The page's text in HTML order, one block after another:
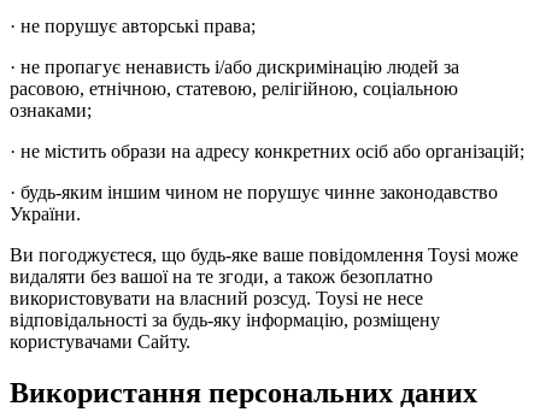
· не порушує авторські права;
· не пропагує ненависть і/або дискримінацію людей за
расовою, етнічною, статевою, релігійною, соціальною
ознаками;
· не містить образи на адресу конкретних осіб або організацій;
· будь-яким іншим чином не порушує чинне законодавство
України.
Ви погоджуєтеся, що будь-яке ваше повідомлення Toysi може
видаляти без вашої на те згоди, а також безоплатно
використовувати на власний розсуд. Toysi не несе
відповідальності за будь-яку інформацію, розміщену
користувачами Сайту.
Використання персональних даних